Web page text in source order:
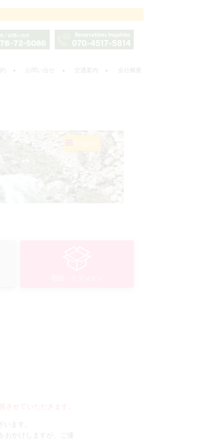
お問い合せ 交通案内 会社概要
English
せていただきます。
ます。
かけしますが、ご連